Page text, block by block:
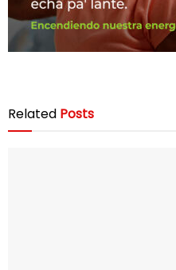
Related Posts